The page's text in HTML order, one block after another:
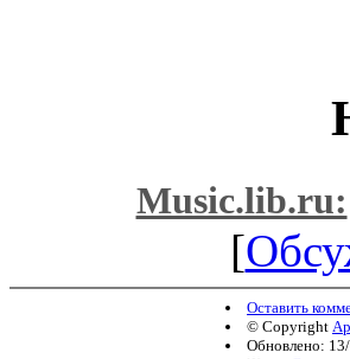
Music.lib.ru:
[
Оставить
© Copyright
Обновлено: